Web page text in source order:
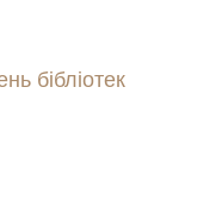
бібліотек